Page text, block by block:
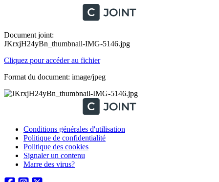
Document joint:
JKrxjH24yBn_thumbnail-IMG-5146.jpg
Cliquez pour accéder au fichier
Format du document: image/jpeg
Conditions générales d'utilisation
Politique de confidentialité
Politique des cookies
Signaler un contenu
Marre des virus?